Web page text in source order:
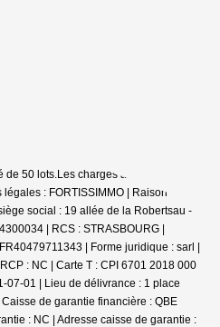
50 lots.Les charges annuelles sont
: FORTISSIMMO | Raison
social : 19 allée de la Robertsau -
| RCS : STRASBOURG |
| Forme juridique : sarl |
: NC | Carte T : CPI 6701 2018 000
07-01 | Lieu de délivrance : 1 place
de garantie financière : QBE
: NC | Adresse caisse de garantie :